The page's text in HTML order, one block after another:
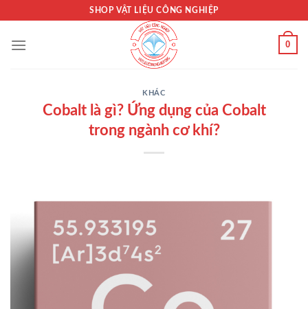
nội
SHOP VẬT LIỆU CÔNG NGHIỆP
0
KHÁC
Cobalt là gì? Ứng dụng của Cobalt
trong ngành cơ khí?